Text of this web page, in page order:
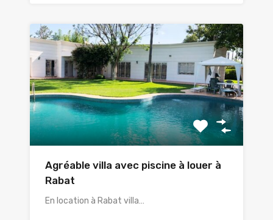
Agréable villa avec piscine à louer à
Rabat
En location à Rabat villa…